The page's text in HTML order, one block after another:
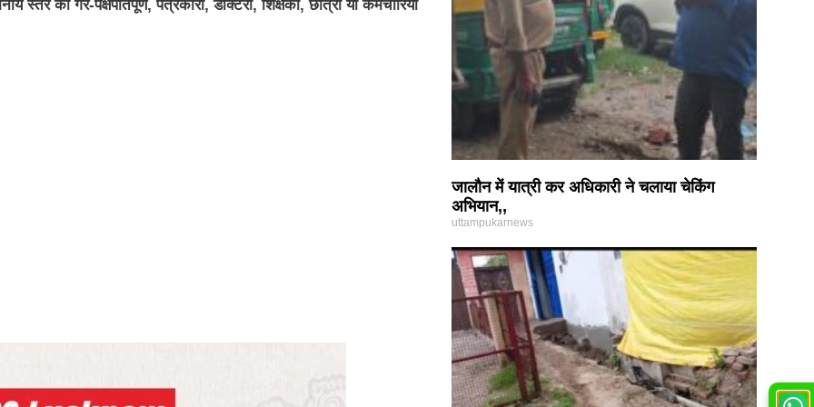
स्तर को गैर-पक्षपातपूर्ण, पत्रकारों, डॉक्टरों, शिक्षकों, छात्रों या कर्मचारियों
जालौन में यात्री कर अधिकारी ने चलाया चेकिंग
अभियान,,
uttampukarnews